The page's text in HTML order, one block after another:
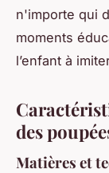
n'importe qui
moments
l’enfant à
des
Matières et